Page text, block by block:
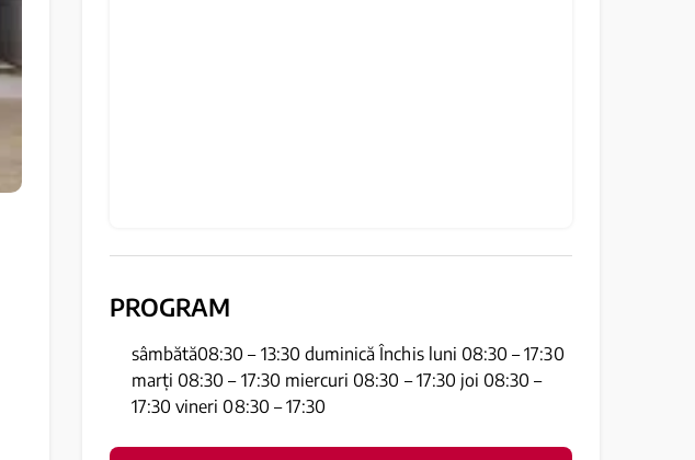
PROGRAM
sâmbătă08:30 – 13:30 duminică Închis luni 08:30 – 17:30
marți 08:30 – 17:30 miercuri 08:30 – 17:30 joi 08:30 –
17:30 vineri 08:30 – 17:30